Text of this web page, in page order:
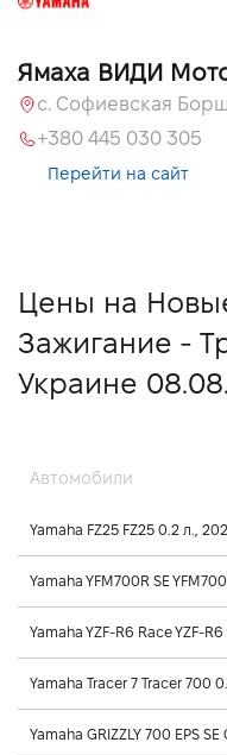
Ямаха ВИДИ
+380 445 030 305
Перейти на сайт
Цены на
Зажигание -
Украине
Автомобили